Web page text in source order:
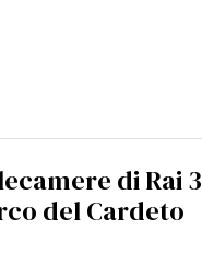
di Rai 3
del Cardeto